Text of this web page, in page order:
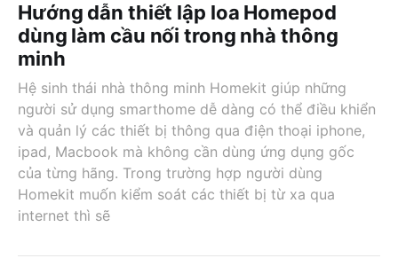
Hướng dẫn thiết lập loa Homepod
dùng làm cầu nối trong nhà thông
minh
Hệ sinh thái nhà thông minh Homekit giúp những
người sử dụng smarthome dễ dàng có thể điều khiển
và quản lý các thiết bị thông qua điện thoại iphone,
ipad, Macbook mà không cần dùng ứng dụng gốc
của từng hãng. Trong trường hợp người dùng
Homekit muốn kiểm soát các thiết bị từ xa qua
internet thì sẽ